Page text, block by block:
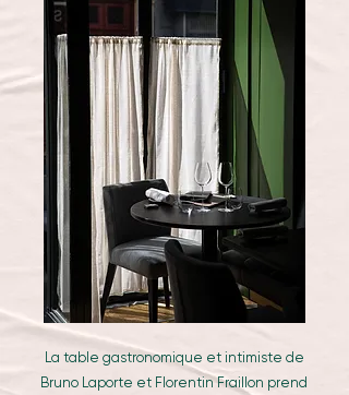
La table gastronomique et intimiste de
Bruno Laporte et Florentin Fraillon prend